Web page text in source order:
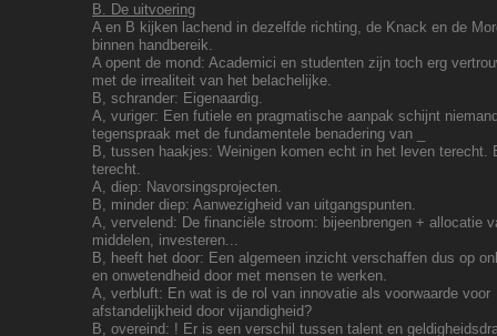
B. De uitvoering
A en B kijken lachend in dezelfde richting, de Knack en de
binnen handbereik.
A opent de mond: Academici en studenten zijn toch erg
met de irrealiteit van het belachelijke.
B, schrander: Eigenaardig.
A, vuriger: Een futiele en pragmatische aanpak schijnt
tegenspraak met de fundamentele benadering van _
B, tussen haakjes: Weinigen komen echt in het leven terecht.
terecht.
A, diep: Navorsingsprojecten.
B, minder diep: Aanwezigheid van uitgangspunten.
A, vervelend: De financiële stroom: bijeenbrengen + allocatie
middelen, investeren...
B, heeft het door: Een algemeen inzicht verschaffen dus op
en onwetendheid door met mensen te werken.
A, verbluft: En wat is de rol van innovatie als voorwaarde voor
afstandelijkheid door vijandigheid?
B, overeind: ! Er is een verschil tussen talent en